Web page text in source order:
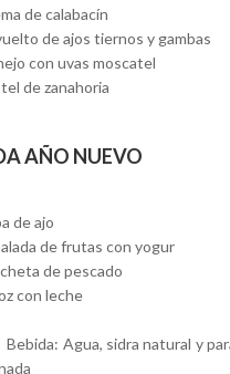
de calabacín
de ajos tiernos y gambas
con uvas moscatel
zanahoria
AÑO NUEVO
ajo
de frutas con yogur
de pescado
leche
Agua, sidra natural y para